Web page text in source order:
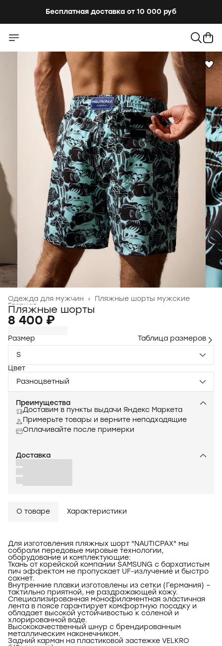
Бесплатная доставка от 10 000 руб
Пляжные шорты мужские
Одежда для мужчин ›
Главная ›
Пляжные шорты
8 400 ₽
Размер
Таблица размеров
S
Цвет
Разноцветный
Преимущества
Доставим в пункты выдачи Яндекс Маркета
Примерьте товары и верните неподходящие
Оплачивайте после примерки
Доставка
О товаре Характеристики
Для изготовления пляжных шорт "NAUTICPAX" мы
собрали передовые мировые технологии,
оборудование и комплектующие:
Ткань от корейской компании SAMSUNG с бархатистым
пич эффектом не пропускает UF-излучение и быстро
сохнет.
Внутренние плавки изготовлены из сетки (Германия) –
тактильно приятной, не раздражающей кожу.
Специализированная монофиламентная эластичная
лента в поясе гарантирует комфортную посадку и
обладает высокой устойчивостью к соленой и
хлорированной воде.
Высококачественный шнур с брендированным
металлическим наконечником.
Задний карман на пластиковой застежке VELKRO